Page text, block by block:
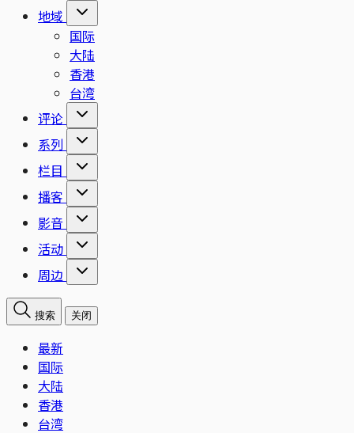
地域
国际
大陆
香港
台湾
评论
系列
栏目
播客
影音
活动
周边
搜索 关闭
最新
国际
大陆
香港
台湾